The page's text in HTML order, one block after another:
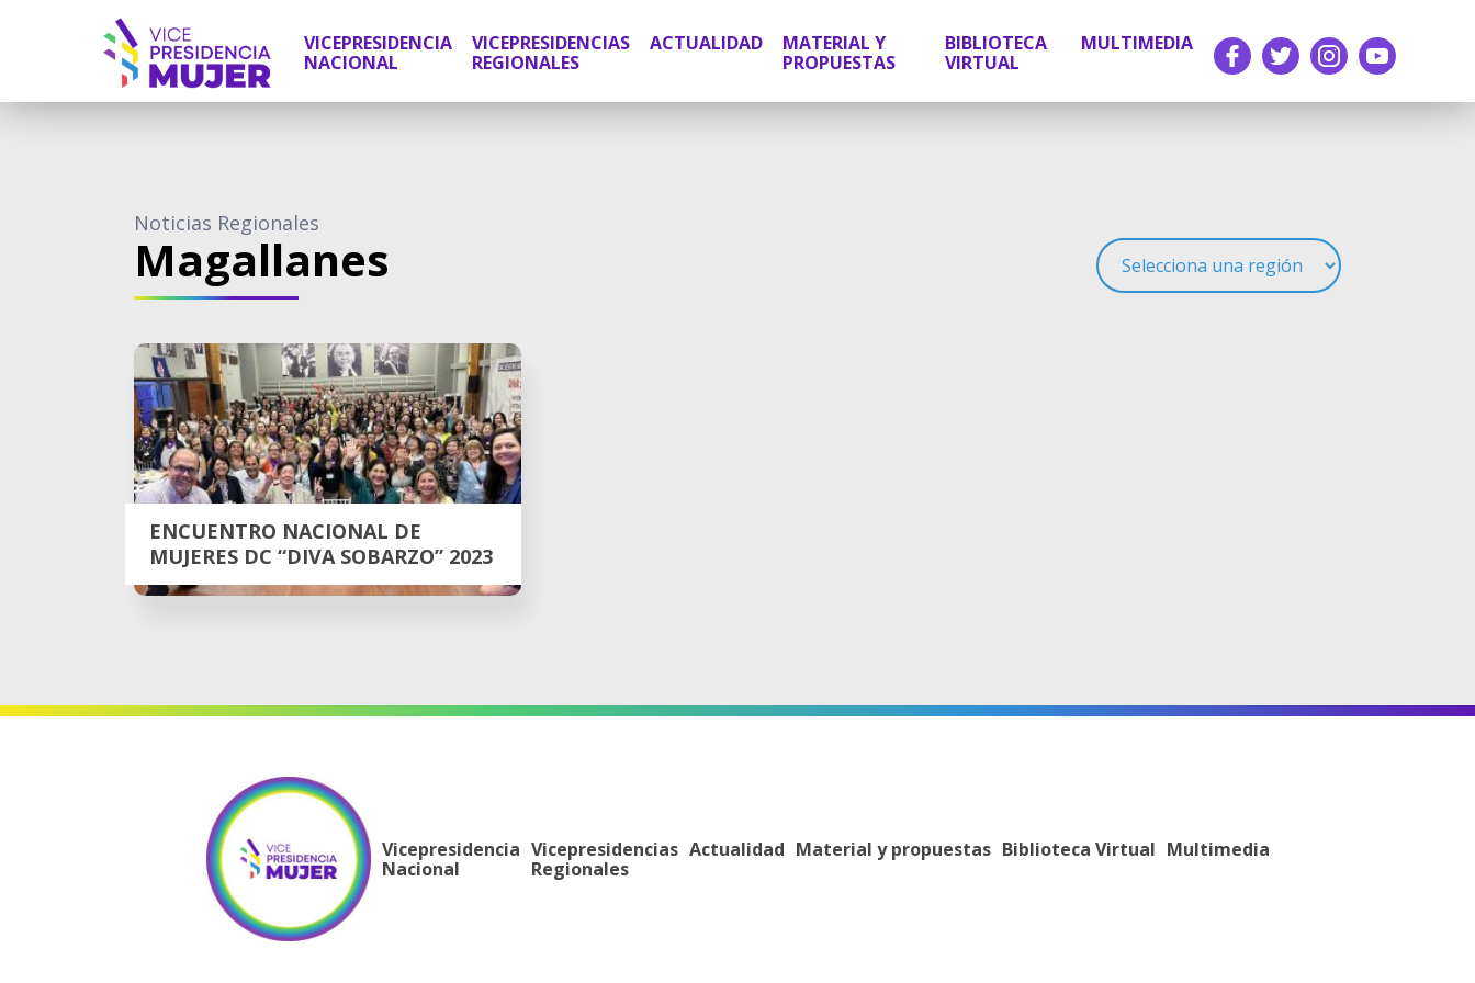
VICEPRESIDENCIA
NACIONAL
VICEPRESIDENCIAS
REGIONALES
ACTUALIDAD
MATERIAL Y
PROPUESTAS
BIBLIOTECA
VIRTUAL
MULTIMEDIA
Noticias Regionales
Magallanes
ENCUENTRO NACIONAL DE
MUJERES DC “DIVA SOBARZO” 2023
Vicepresidencia
Nacional
Vicepresidencias
Regionales
Actualidad Material y propuestas Biblioteca Virtual Multimedia